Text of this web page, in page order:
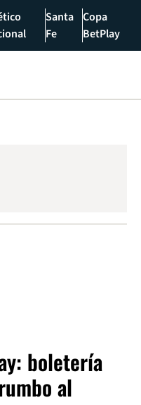
Santa
Fe
Copa
BetPlay
boletería
al